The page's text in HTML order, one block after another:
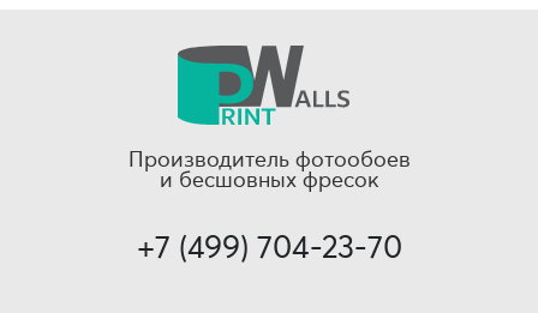
Производитель фотообоев
и бесшовных фресок
+7 (499) 704-23-70